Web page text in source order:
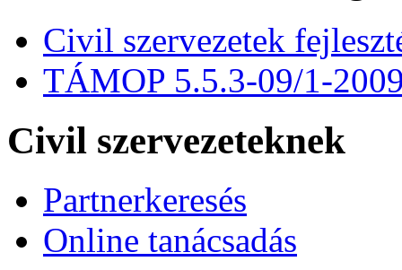
Civil szervezetek
TÁMOP 5.5.3-09/1-
Civil szervezeteknek
Partnerkeresés
Online tanácsadás